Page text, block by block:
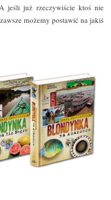
jeśli już rzeczywiście ktoś nie
możemy postawić na jakiś